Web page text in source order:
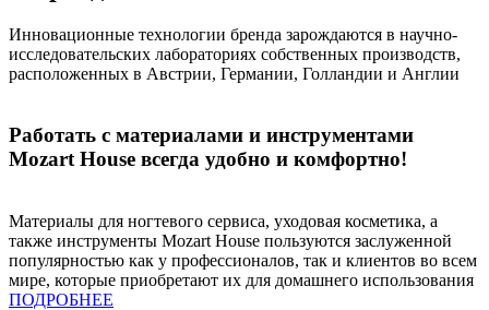
Инновационные технологии бренда зарождаются в научно-
исследовательских лабораториях собственных производств,
расположенных в Австрии, Германии, Голландии и Англии
Работать с материалами и инструментами
Mozart House всегда удобно и комфортно!
Материалы для ногтевого сервиса, уходовая косметика, а
также инструменты Mozart House пользуются заслуженной
популярностью как у профессионалов, так и клиентов во всем
мире, которые приобретают их для домашнего использования
ПОДРОБНЕЕ